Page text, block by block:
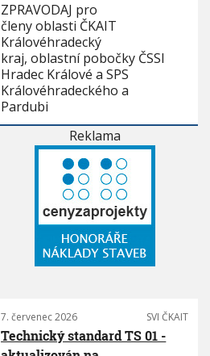
ZPRAVODAJ pro
členy oblasti ČKAIT
Královéhradecký
kraj, oblastní pobočky ČSSI
Hradec Králové a SPS
Královéhradeckého a
Pardubi
Reklama
7. červenec 2026 SVI ČKAIT
Technický standard TS 01 -